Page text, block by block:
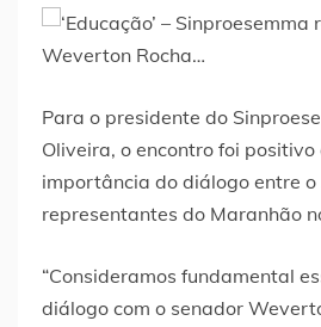
Para o presidente do
Oliveira, o encontro foi positivo
importância do diálogo entre o
representantes do Maranhão
“Consideramos fundamental
diálogo com o senador